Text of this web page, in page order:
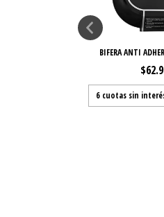
BIFERA ANTI
6 cuotas sin